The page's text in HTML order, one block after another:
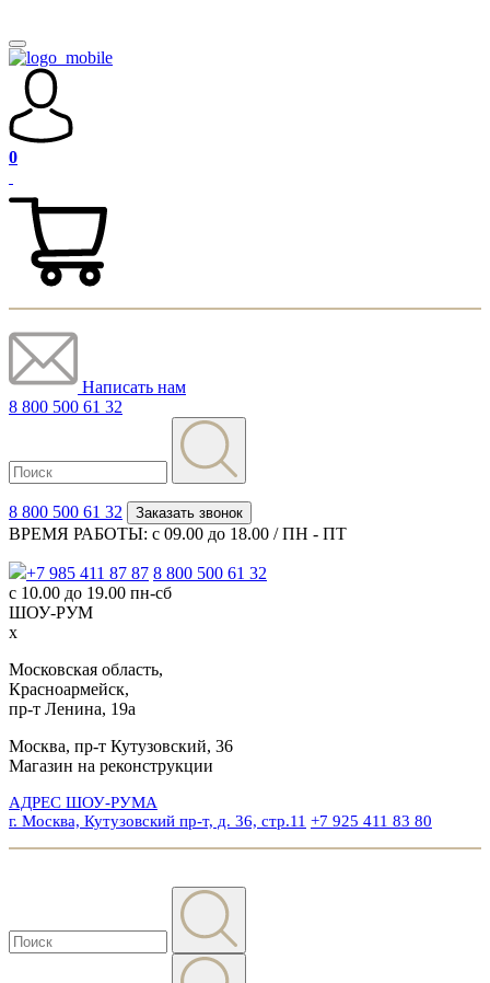
0
Написать нам
8 800 500 61 32
8 800 500 61 32 Заказать звонок
ВРЕМЯ РАБОТЫ: с 09.00 до 18.00 / ПН - ПТ
+7 985 411 87 87 8 800 500 61 32
с 10.00 до 19.00 пн-сб
ШОУ-РУМ
x
Московская область,
Красноармейск,
пр-т Ленина, 19а
Москва, пр-т Кутузовский, 36
Магазин на реконструкции
АДРЕС ШОУ-РУМА
г. Москва, Кутузовский пр-т, д. 36, стр.11 +7 925 411 83 80